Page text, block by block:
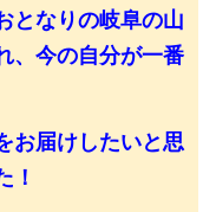
となりの岐阜の山
、今の自分が一番
お届けしたいと思
！